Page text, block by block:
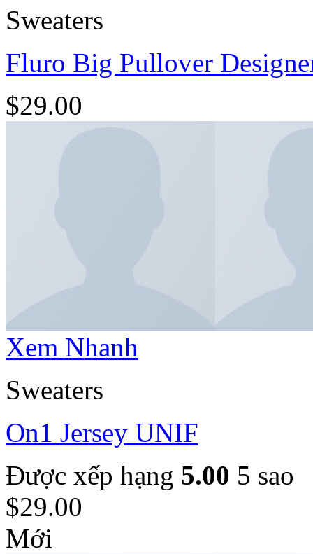
Sweaters
Fluro Big Pullover
$29.00
Xem Nhanh
Sweaters
On1 Jersey UNIF
Được xếp hạng 5.00 5 sao
$29.00
Mới